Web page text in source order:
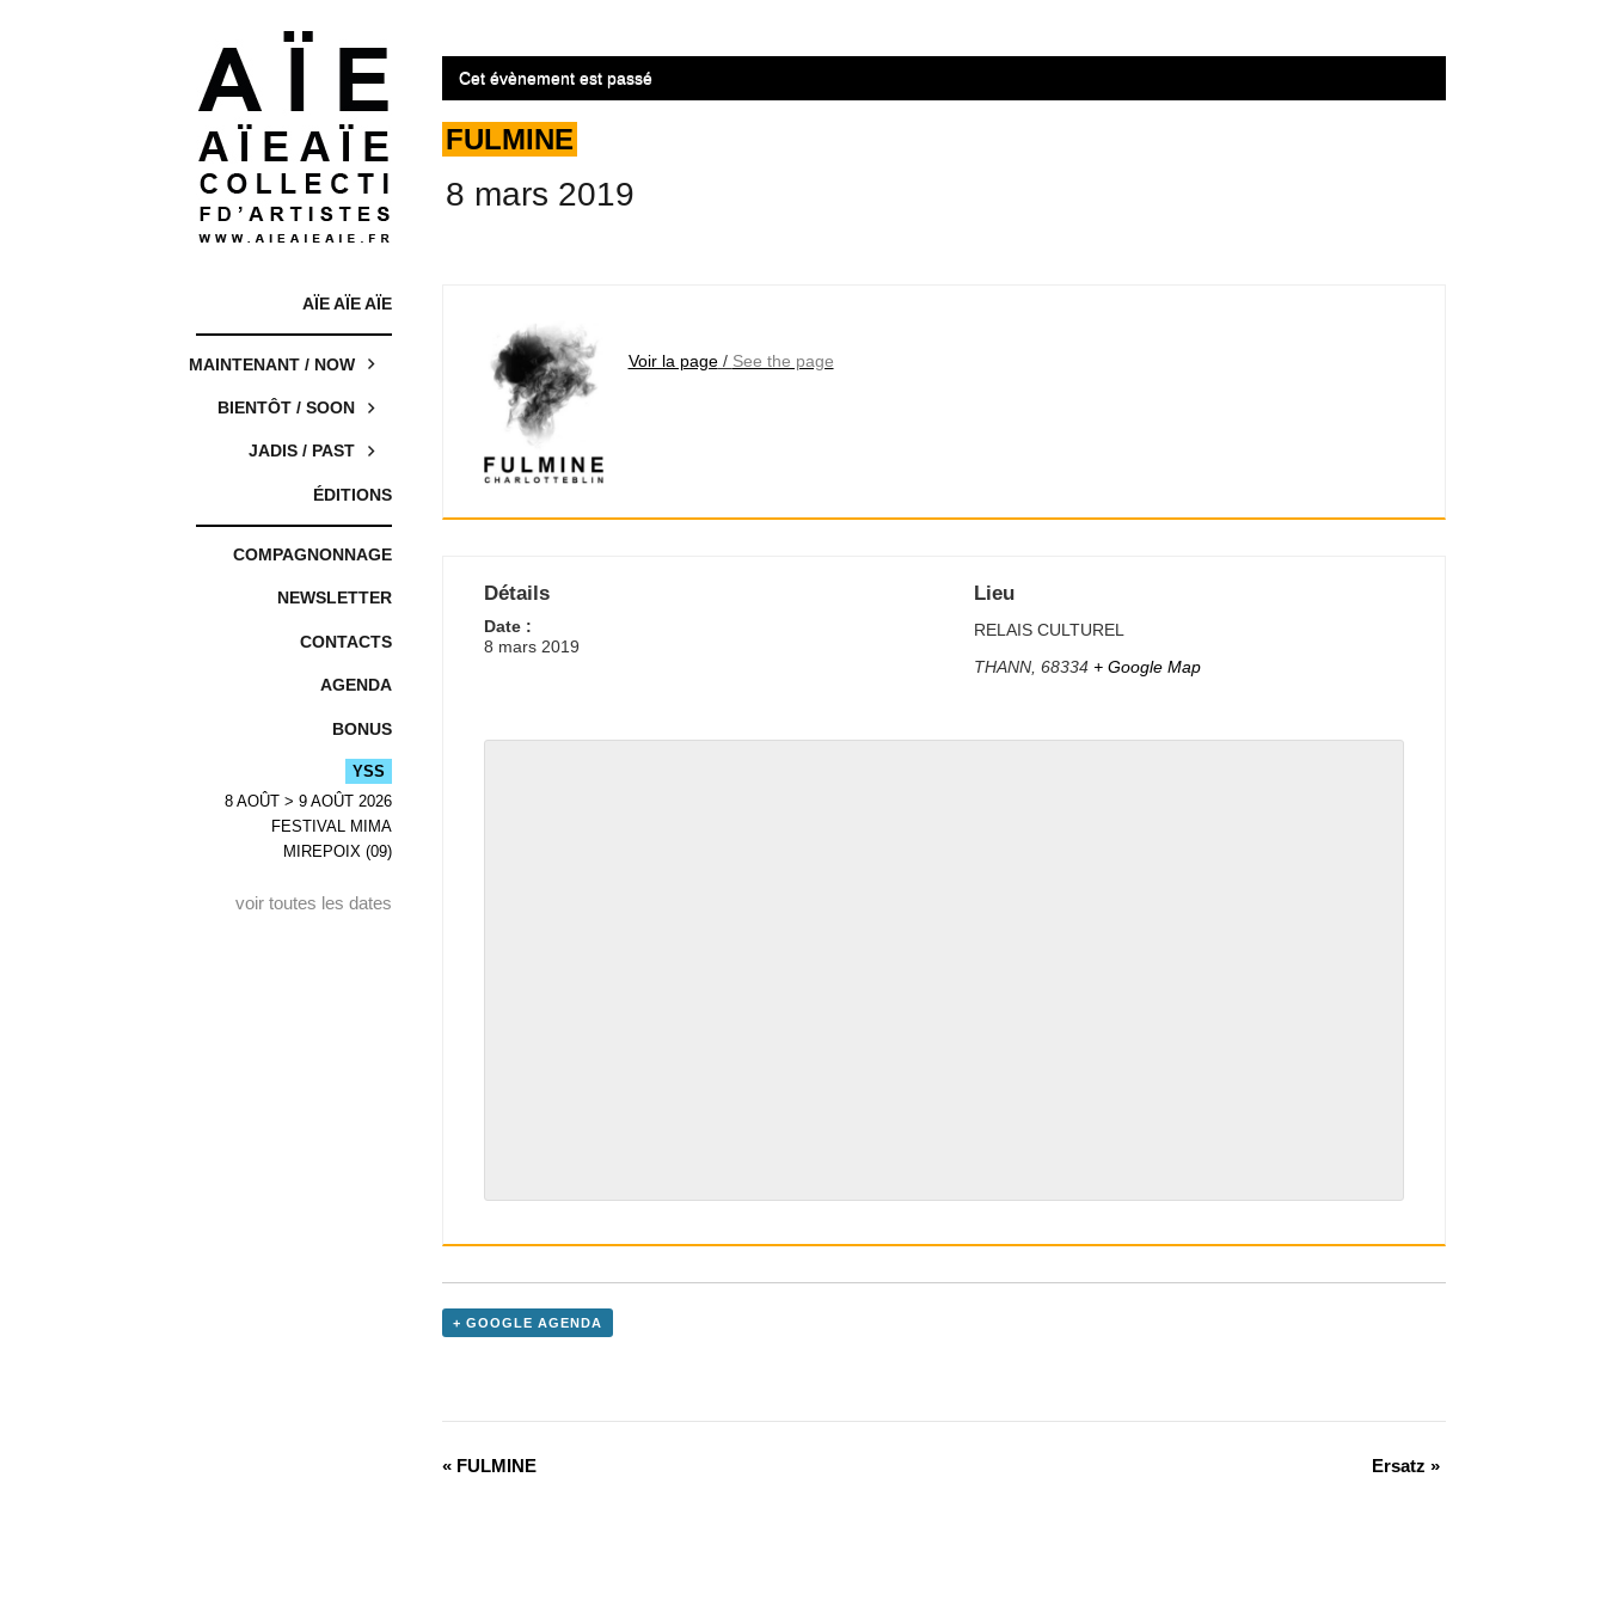
AÏE AÏE AÏE
MAINTENANT / NOW
BIENTÔT / SOON
JADIS / PAST
ÉDITIONS
COMPAGNONNAGE
NEWSLETTER
CONTACTS
AGENDA
BONUS
YSS
8 AOÛT > 9 AOÛT 2026
FESTIVAL MIMA
MIREPOIX (09)
voir toutes les dates
Cet évènement est passé
FULMINE
8 mars 2019
Voir la page/ See the page
Détails
Date :
8 mars 2019
Lieu
RELAIS CULTUREL
THANN 68334 + Google Map
+ GOOGLE AGENDA
« FULMINE Ersatz »